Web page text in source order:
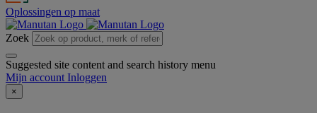
Oplossingen op maat
Zoek
Suggested site content and search history menu
Mijn account Inloggen
×